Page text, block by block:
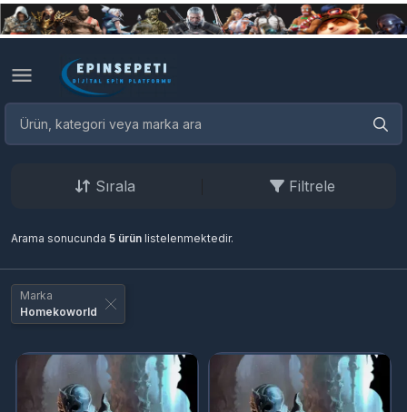
Sırala Filtrele
Arama sonucunda 5 ürün listelenmektedir.
Marka
Homekoworld